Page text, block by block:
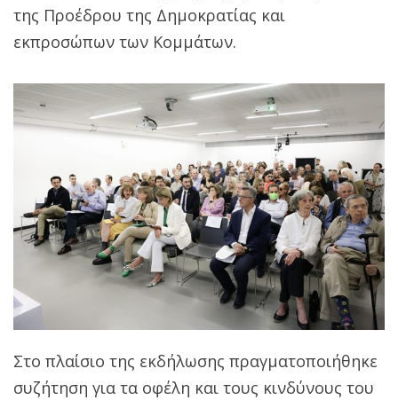
της Προέδρου της Δημοκρατίας και
εκπροσώπων των Κομμάτων.
Στο πλαίσιο της εκδήλωσης πραγματοποιήθηκε
συζήτηση για τα οφέλη και τους κινδύνους του